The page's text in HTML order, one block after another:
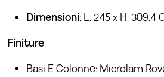
Dimensioni: L. 245 x H. 309,4
Finiture
Basi E Colonne: Microlam